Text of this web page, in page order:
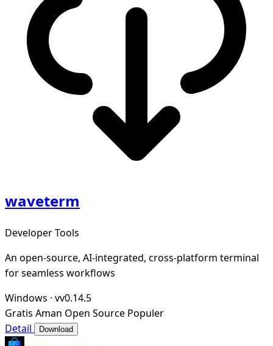
waveterm
Developer Tools
An open-source, AI-integrated, cross-platform terminal
for seamless workflows
Windows · vv0.14.5
Gratis Aman Open Source Populer
Detail
Download